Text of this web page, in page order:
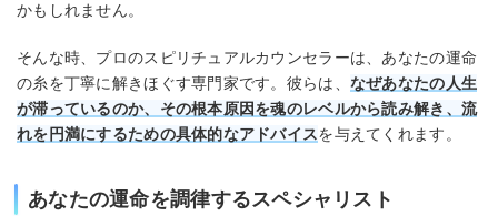
かもしれません。
そんな時、プロのスピリチュアルカウンセラーは、あなたの運命
の糸を丁寧に解きほぐす専門家です。彼らは、 なぜあなたの人生
が滞っているのか、その根本原因を魂のレベルから読み解き、流
れを円満にするための具体的なアドバイスを与えてくれます。
あなたの運命を調律するスペシャリスト